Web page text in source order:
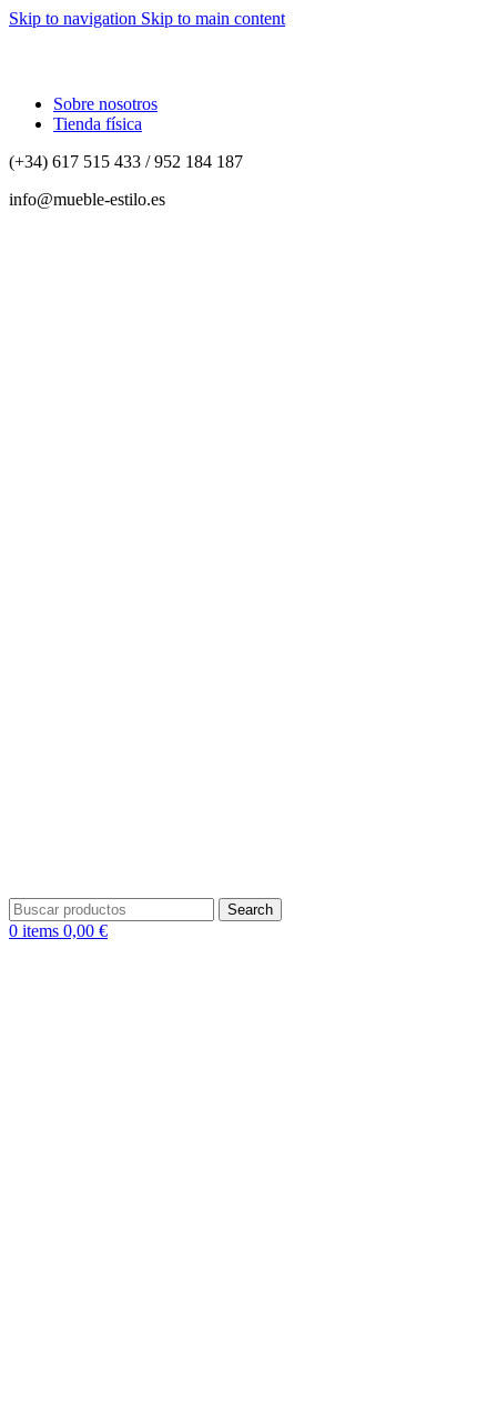
Skip to navigation Skip to main content
Sobre nosotros
Tienda física
(+34) 617 515 433 / 952 184 187
info@mueble-estilo.es
Search
0 items 0,00 €